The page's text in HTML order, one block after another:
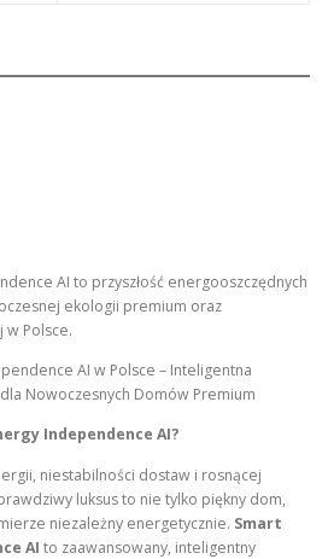
AI to przyszłość energooszczędnych
ekologii premium oraz
w Polsce.
AI w Polsce – Inteligentna
Nowoczesnych Domów Premium
Independence AI?
niestabilności dostaw i rosnącej
luksus to nie tylko piękny dom,
niezależny energetycznie. Smart
AI to zaawansowany, inteligentny